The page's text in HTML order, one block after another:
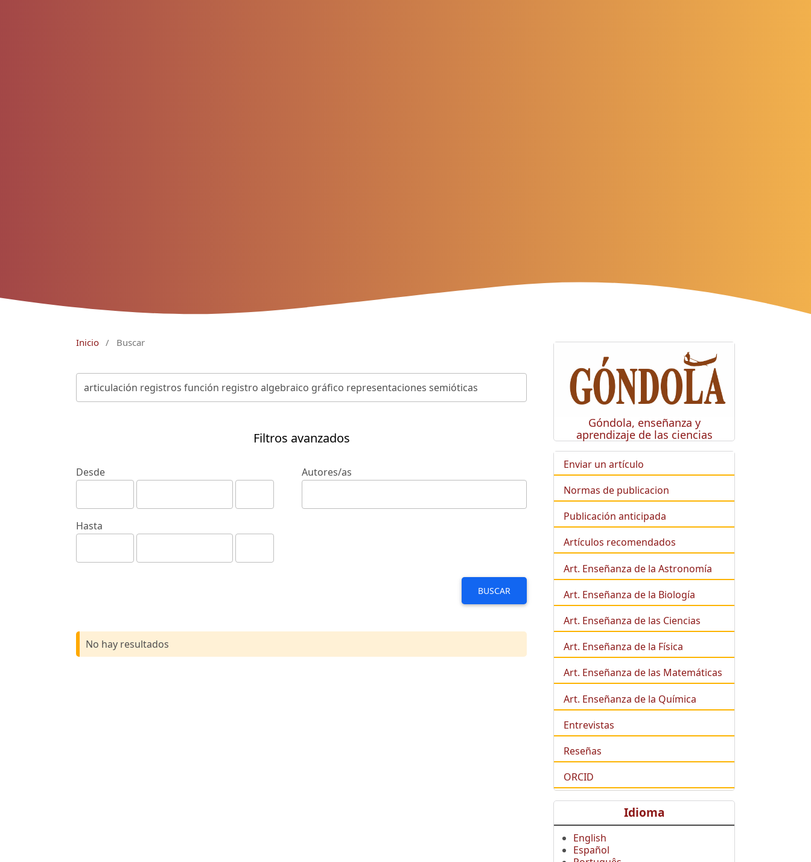
Inicio / Buscar
Filtros avanzados
Desde
Hasta
Autores/as
BUSCAR
No hay resultados
Góndola, enseñanza y
aprendizaje de las ciencias
Enviar un artículo
Normas de publicacion
Publicación anticipada
Artículos recomendados
Art. Enseñanza de la Astronomía
Art. Enseñanza de la Biología
Art. Enseñanza de las Ciencias
Art. Enseñanza de la Física
Art. Enseñanza de las Matemáticas
Art. Enseñanza de la Química
Entrevistas
Reseñas
ORCID
Idioma
English
Español